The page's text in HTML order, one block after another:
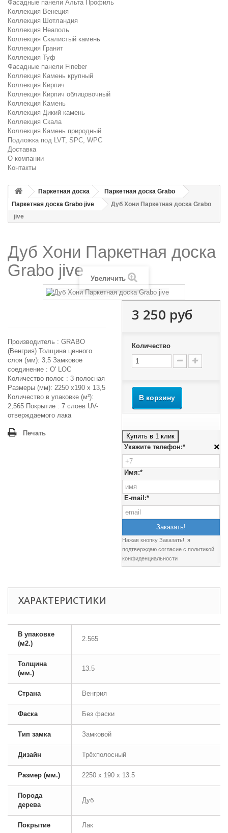
Фасадные панели Альта Профиль
Коллекция Венеция
Коллекция Шотландия
Коллекция Неаполь
Коллекция Скалистый камень
Коллекция Гранит
Коллекция Туф
Фасадные панели Fineber
Коллекция Камень крупный
Коллекция Кирпич
Коллекция Кирпич облицовочный
Коллекция Камень
Коллекция Дикий камень
Коллекция Скала
Коллекция Камень природный
Подложка под LVT, SPC, WPC
Доставка
О компании
Контакты
Паркетная доска
Паркетная доска Grabo
Паркетная доска Grabo jive
Дуб Хони Паркетная доска Grabo
jive
Дуб Хони Паркетная доска
Grabo jive
Увеличить
Производитель : GRABO
(Венгрия) Толщина ценного
слоя (мм): 3,5 Замковое
соединение : O' LOC
Количество полос : 3-полосная
Размеры (мм): 2250 х190 х 13,5
Количество в упаковке (м²):
2,565 Покрытие : 7 слоев UV-
отверждаемого лака
Печать
3 250 руб
Количество
В корзину
Купить в 1 клик
×
Укажите телефон:*
Имя:*
E-mail:*
Нажав кнопку Заказать!, я
подтверждаю согласие c политикой
конфиденциальности
ХАРАКТЕРИСТИКИ
В упаковке
(м2.)
2.565
Толщина
(мм.)
13.5
Страна Венгрия
Фаска Без фаски
Тип замка Замковой
Дизайн Трёхполосный
Размер (мм.) 2250 х 190 х 13.5
Порода
дерева
Дуб
Покрытие Лак